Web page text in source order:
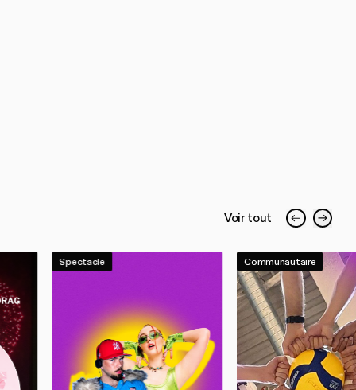
Voir tout
Spectacle Communautaire